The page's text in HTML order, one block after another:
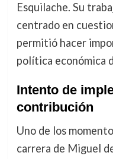
Esquilache. Su
centrado en
permitió hacer
política económica
Intento de
contribución
Uno de los
carrera de Miguel